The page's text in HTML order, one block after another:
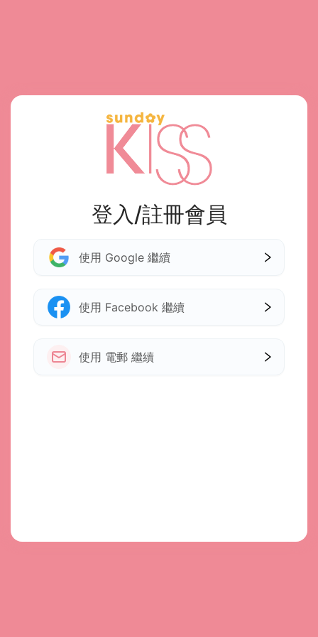
登入/註冊會員
使用 Google 繼續
使用 Facebook 繼續
使用 電郵 繼續